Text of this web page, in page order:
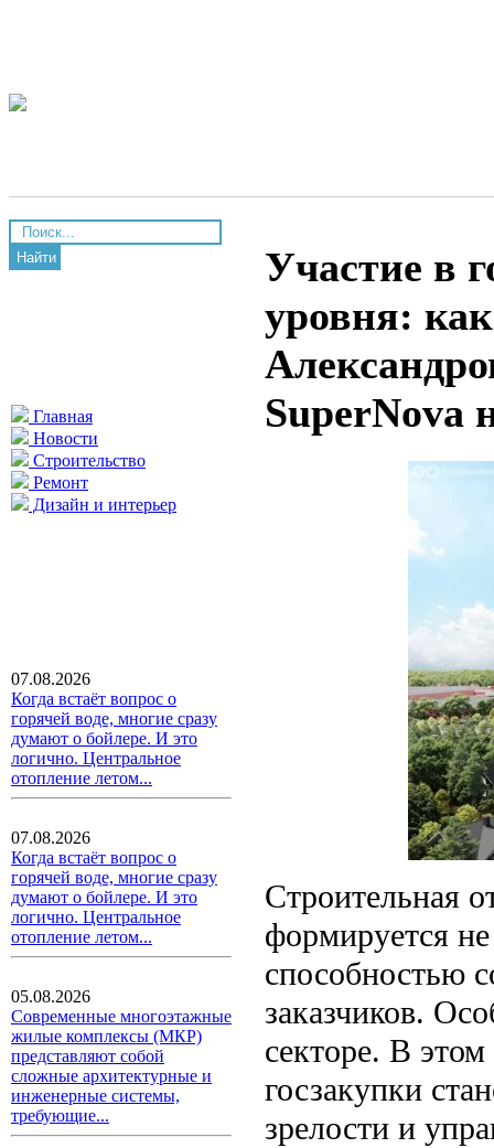
Найти
Главная
Новости
Строительство
Ремонт
Дизайн и интерьер
07.08.2026
Когда встаёт вопрос о
горячей воде, многие сразу
думают о бойлере. И это
логично. Центральное
отопление летом...
07.08.2026
Когда встаёт вопрос о
горячей воде, многие сразу
думают о бойлере. И это
логично. Центральное
отопление летом...
05.08.2026
Современные многоэтажные
жилые комплексы (МКР)
представляют собой
сложные архитектурные и
инженерные системы,
требующие...
Участие в
уровня:
SuperNova
Строительная
формируется
способностью
заказчиков.
секторе. В
госзакупки
зрелости и